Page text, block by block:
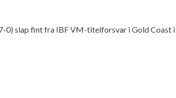
0) slap fint fra IBF VM-titelforsvar i Gold